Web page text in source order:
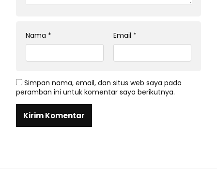
Nama * Email *
Simpan nama, email, dan situs web saya pada
peramban ini untuk komentar saya berikutnya.